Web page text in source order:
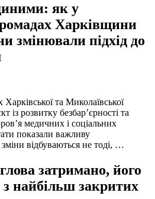
як у
Харківщини
змінювали підхід до
та Миколаївської
із розвитку безбар’єрності та
медичних і соціальних
показали важливу
зміни відбуваються не тоді, …
затримано, його
найбільш закритих